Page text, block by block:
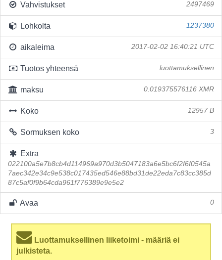
Vahvistukset 2497469
Lohkolta 1237380
aikaleima 2017-02-02 16:40:21 UTC
Tuotos yhteensä luottamuksellinen
maksu 0.019375576116 XMR
Koko 12957 B
Sormuksen koko 3
Extra
022100a5e7b8cb4d114969a970d3b5047183a6e5bc6f2f6f0545a
7aec342e34c9e538c017435ed546e88bd31de22eda7c83cc385d
87c5af0f9b64cda961f776389e9e5e2
Avaa 0
Luottamuksellinen liiketoimi - määriä ei
julkisteta.